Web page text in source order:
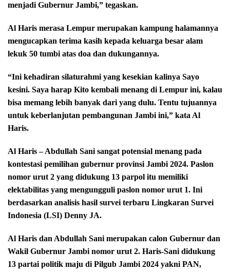
menjadi Gubernur Jambi,” tegaskan.
Al Haris merasa Lempur merupakan kampung halamannya
mengucapkan terima kasih kepada keluarga besar alam
lekuk 50 tumbi atas doa dan dukungannya.
“Ini kehadiran silaturahmi yang kesekian kalinya Sayo
kesini. Saya harap Kito kembali menang di Lempur ini, kalau
bisa memang lebih banyak dari yang dulu. Tentu tujuannya
untuk keberlanjutan pembangunan Jambi ini,” kata Al
Haris.
Al Haris – Abdullah Sani sangat potensial menang pada
kontestasi pemilihan gubernur provinsi Jambi 2024. Paslon
nomor urut 2 yang didukung 13 parpol itu memiliki
elektabilitas yang mengungguli paslon nomor urut 1. Ini
berdasarkan analisis hasil survei terbaru Lingkaran Survei
Indonesia (LSI) Denny JA.
Al Haris dan Abdullah Sani merupakan calon Gubernur dan
Wakil Gubernur Jambi nomor urut 2. Haris-Sani didukung
13 partai politik maju di Pilgub Jambi 2024 yakni PAN,